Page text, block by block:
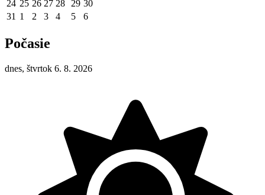
24 25 26 27 28 29 30
31 1 2 3 4 5 6
Počasie
dnes, štvrtok 6. 8. 2026